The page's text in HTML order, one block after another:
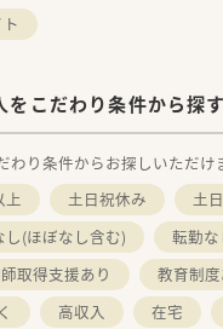
こだわり条件から探す
り条件からお探しいただけ
上 土日祝休み 土
し(ほぼなし含む) 転勤な
取得支援あり 教育制度
高収入 在宅